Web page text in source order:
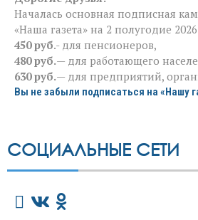
Началась основная подписная
«Наша газета» на 2 полугодие
450 руб.- для пенсионеров,
480 руб.— для работающего
630 руб.— для предприятий,
Вы не забыли подписаться на «Нашу
СОЦИАЛЬНЫЕ СЕТИ